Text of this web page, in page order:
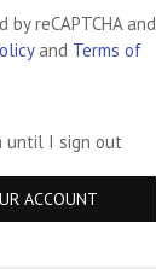
reCAPTCHA and
and Terms of
until I sign out